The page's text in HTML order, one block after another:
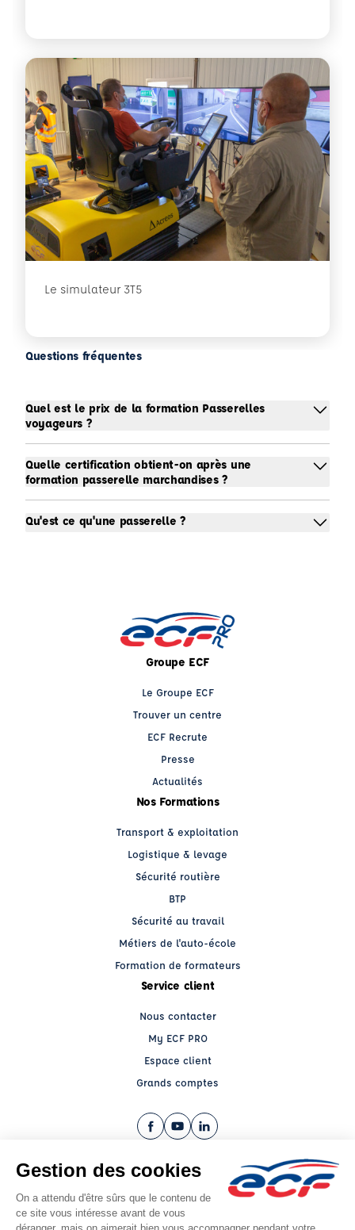
Le simulateur 3T5
Questions fréquentes
Quel est le prix de la formation Passerelles
voyageurs ?
Quelle certification obtient-on après une
formation passerelle marchandises ?
Qu'est ce qu'une passerelle ?
Groupe ECF
Le Groupe ECF
Trouver un centre
ECF Recrute
Presse
Actualités
Nos Formations
Transport & exploitation
Logistique & levage
Sécurité routière
BTP
Sécurité au travail
Métiers de l'auto-école
Formation de formateurs
Service client
Nous contacter
My ECF PRO
Espace client
Grands comptes
Facebook (nouvelle fenêtre)
YouTube (nouvelle fenêtre)
LinkedIn (nouvelle fenêtre)
CGV
Mentions légales